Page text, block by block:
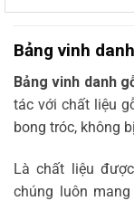
Bảng vinh
Bảng vinh danh
tác với chất liệu
bong tróc, không
Là chất liệu
chúng luôn